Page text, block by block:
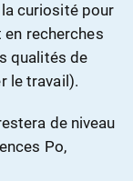
curiosité pour
en recherches
qualités de
le travail).
de niveau
Po,